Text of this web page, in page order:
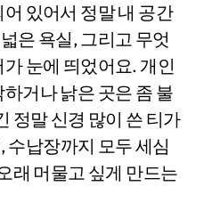
있어서 정말 내 공간
은 욕실, 그리고 무엇
눈에 띄었어요. 개인
거나 낡은 곳은 좀 불
정말 신경 많이 쓴 티가
수납장까지 모두 세심
래 머물고 싶게 만드는